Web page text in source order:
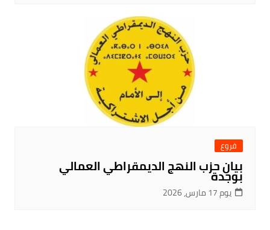
فروع
بيان حزب النهج الديمقراطي العمالي
بوجدة
يوم 17 مارس، 2026